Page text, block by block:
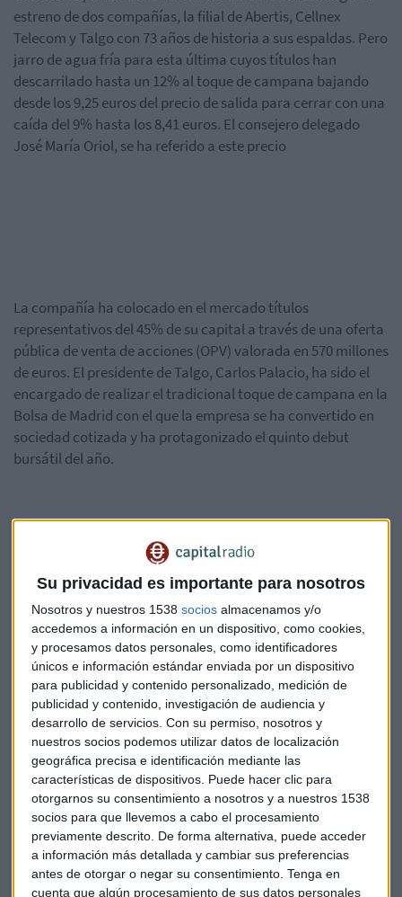
Su privacidad es importante para nosotros
Nosotros y nuestros 1538 socios almacenamos y/o
accedemos a información en un dispositivo, como cookies,
y procesamos datos personales, como identificadores
únicos e información estándar enviada por un dispositivo
para publicidad y contenido personalizado, medición de
publicidad y contenido, investigación de audiencia y
desarrollo de servicios. Con su permiso, nosotros y
nuestros socios podemos utilizar datos de localización
geográfica precisa e identificación mediante las
características de dispositivos. Puede hacer clic para
otorgarnos su consentimiento a nosotros y a nuestros 1538
socios para que llevemos a cabo el procesamiento
previamente descrito. De forma alternativa, puede acceder
a información más detallada y cambiar sus preferencias
antes de otorgar o negar su consentimiento. Tenga en
cuenta que algún procesamiento de sus datos personales
estreno de dos compañías, la filial de Abertis, Cellnex
Telecom y Talgo con 73 años de historia a sus espaldas. Pero
jarro de agua fría para esta última cuyos títulos han
descarrilado hasta un 12% al toque de campana bajando
desde los 9,25 euros del precio de salida para cerrar con una
caída del 9% hasta los 8,41 euros. El consejero delegado
José María Oriol, se ha referido a este precio
La compañía ha colocado en el mercado títulos
representativos del 45% de su capital a través de una oferta
pública de venta de acciones (OPV) valorada en 570 millones
de euros. El presidente de Talgo, Carlos Palacio, ha sido el
encargado de realizar el tradicional toque de campana en la
Bolsa de Madrid con el que la empresa se ha convertido en
sociedad cotizada y ha protagonizado el quinto debut
bursátil del año.
Ahora Talgo mira hacia India y otros países emergentes
para continuar reforzando su internacionalización tras
estrenarse este jueves como empresa cotizada, según su
Presidente.
De esta forma, la compañía pretende seguir impulsando su
diversificación geográfica y continuar con la estrategia de
internacionalización que emprendió hace unos años,
gracias a la cual actualmente logra en el exterior el 72% de
sus ingresos y el 77% de su cartera de negocio.
Cellnex, sube un 10% en su estreno